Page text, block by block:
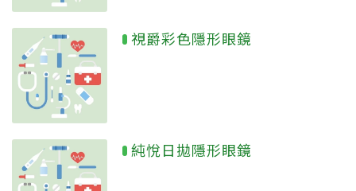
視爵彩色隱形眼鏡
純悅日拋隱形眼鏡